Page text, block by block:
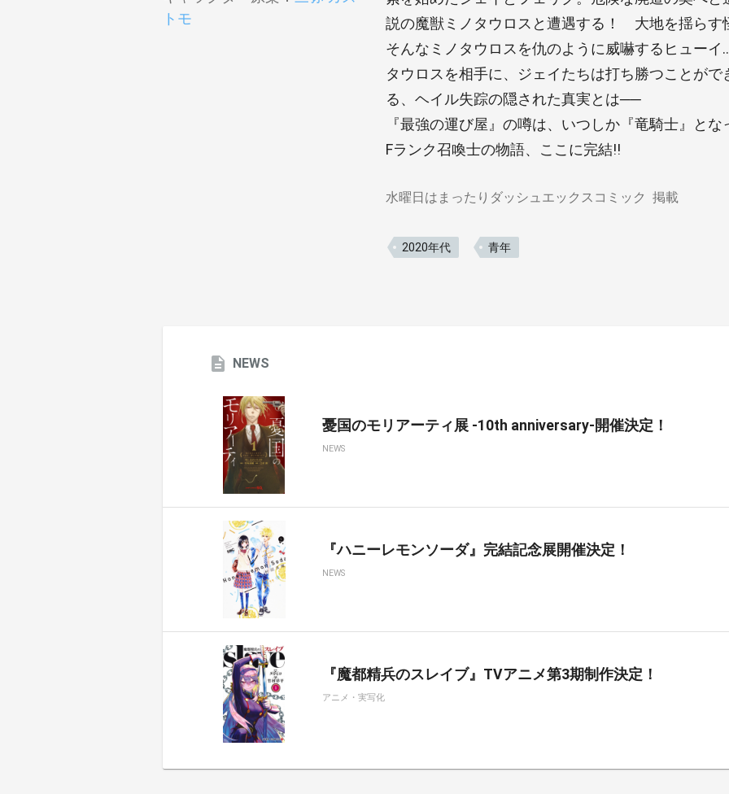
トモ
説の魔獣ミノタウロスと遭遇する！ 大地を揺らす
そんなミノタウロスを仇のように威嚇するヒュー
タウロスを相手に、ジェイたちは打ち勝つことが
る、ヘイル失踪の隠された真実とは──
『最強の運び屋』の噂は、いつしか『竜騎士』と
Fランク召喚士の物語、ここに完結!!
水曜日はまったりダッシュエックスコミック 掲載
2020年代 青年
NEWS
憂国のモリアーティ展 -10th anniversary-開催決定！
NEWS
『ハニーレモンソーダ』完結記念展開催決定！
NEWS
『魔都精兵のスレイブ』TVアニメ第3期制作決定！
アニメ・実写化